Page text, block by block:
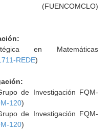
(FUENCOMCLO)
en Matemáticas
REDE)
de Investigación FQM-
120)
de Investigación FQM-
120)